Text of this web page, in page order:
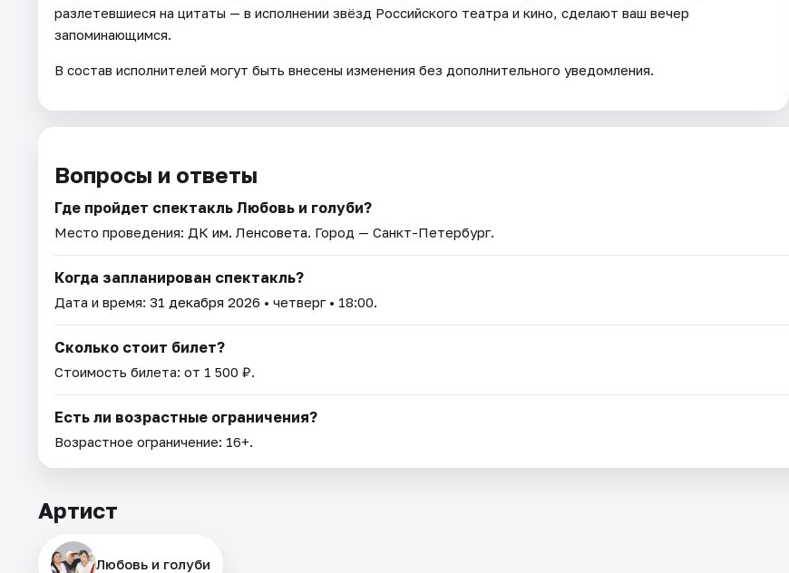
разлетевшиеся на цитаты — в исполнении звёзд Российского театра и кино, сделают ваш вечер
запоминающимся.
В состав исполнителей могут быть внесены изменения без дополнительного уведомления.
Вопросы и ответы
Где пройдет спектакль Любовь и голуби?
Место проведения: ДК им. Ленсовета. Город — Санкт-Петербург.
Когда запланирован спектакль?
Дата и время: 31 декабря 2026 • четверг • 18:00.
Сколько стоит билет?
Стоимость билета: от 1 500 ₽.
Есть ли возрастные ограничения?
Возрастное ограничение: 16+.
Артист
Любовь и голуби